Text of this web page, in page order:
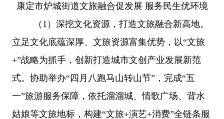
康定市炉城街道文旅融合促发展 服务民生优环境
（ 1 ） 深挖文化资源，打造文旅融合新高地。
立足文化底蕴深厚、文旅资源富集优势，以“文旅
+”战略为抓手，创新打造城市文创产业发展新范
式。协助举办“四月八跑马山转山节”，完成“五
一”旅游服务保障，依托溜溜城、情歌广场、背水
姑娘等文旅地标，构建“文旅+演艺+消费”全链条服